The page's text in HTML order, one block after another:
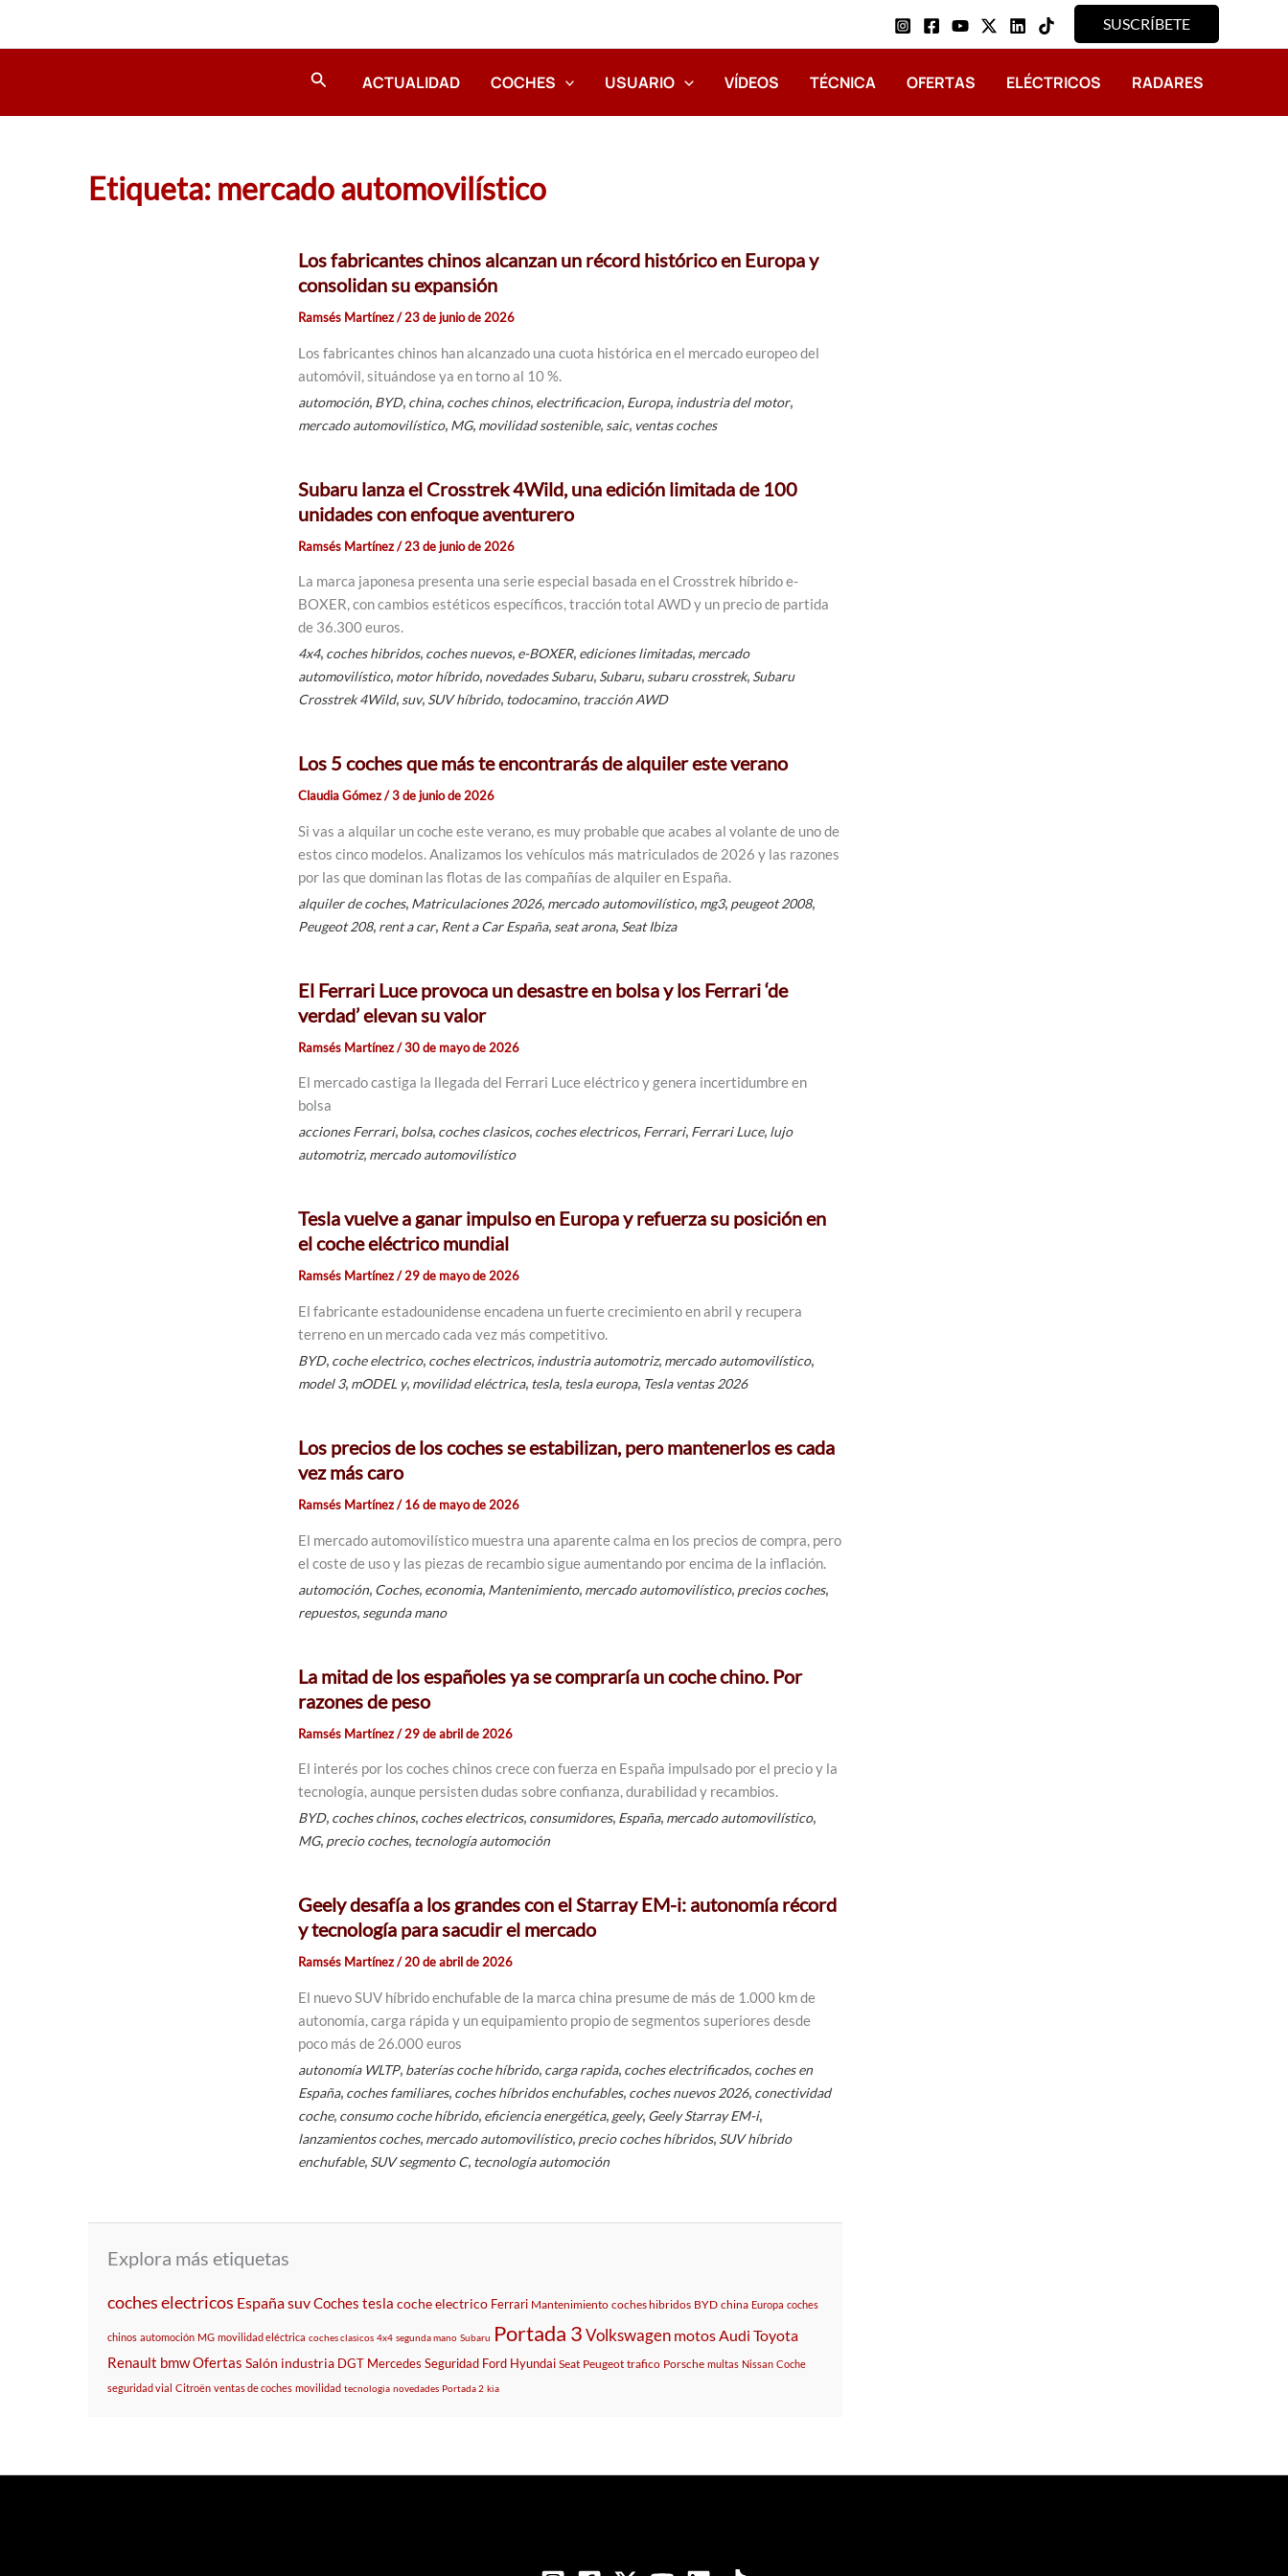
SUSCRÍBETE
Buscar ACTUALIDAD COCHES USUARIO VÍDEOS TÉCNICA OFERTAS ELÉCTRICOS RADARES
Etiqueta: mercado automovilístico
Los fabricantes chinos alcanzan un récord histórico en Europa y
consolidan su expansión
Ramsés Martínez/23 de junio de 2026
Los fabricantes chinos han alcanzado una cuota histórica en el mercado europeo del
automóvil, situándose ya en torno al 10 %.
automoción, BYD, china, coches chinos, electrificacion, Europa, industria del motor,
mercado automovilístico, MG, movilidad sostenible, saic, ventas coches
Subaru lanza el Crosstrek 4Wild, una edición limitada de 100
unidades con enfoque aventurero
Ramsés Martínez/23 de junio de 2026
La marca japonesa presenta una serie especial basada en el Crosstrek híbrido e-
BOXER, con cambios estéticos específicos, tracción total AWD y un precio de partida
de 36.300 euros.
4x4, coches hibridos, coches nuevos, e-BOXER, ediciones limitadas, mercado
automovilístico, motor híbrido, novedades Subaru, Subaru, subaru crosstrek, Subaru
Crosstrek 4Wild, suv, SUV híbrido, todocamino, tracción AWD
Los 5 coches que más te encontrarás de alquiler este verano
Claudia Gómez/3 de junio de 2026
Si vas a alquilar un coche este verano, es muy probable que acabes al volante de uno de
estos cinco modelos. Analizamos los vehículos más matriculados de 2026 y las razones
por las que dominan las flotas de las compañías de alquiler en España.
alquiler de coches, Matriculaciones 2026, mercado automovilístico, mg3, peugeot 2008,
Peugeot 208, rent a car, Rent a Car España, seat arona, Seat Ibiza
El Ferrari Luce provoca un desastre en bolsa y los Ferrari ‘de
verdad’ elevan su valor
Ramsés Martínez/30 de mayo de 2026
El mercado castiga la llegada del Ferrari Luce eléctrico y genera incertidumbre en
bolsa
acciones Ferrari, bolsa, coches clasicos, coches electricos, Ferrari, Ferrari Luce, lujo
automotriz, mercado automovilístico
Tesla vuelve a ganar impulso en Europa y refuerza su posición en
el coche eléctrico mundial
Ramsés Martínez/29 de mayo de 2026
El fabricante estadounidense encadena un fuerte crecimiento en abril y recupera
terreno en un mercado cada vez más competitivo.
BYD, coche electrico, coches electricos, industria automotriz, mercado automovilístico,
model 3, mODEL y, movilidad eléctrica, tesla, tesla europa, Tesla ventas 2026
Los precios de los coches se estabilizan, pero mantenerlos es cada
vez más caro
Ramsés Martínez/16 de mayo de 2026
El mercado automovilístico muestra una aparente calma en los precios de compra, pero
el coste de uso y las piezas de recambio sigue aumentando por encima de la inflación.
automoción, Coches, economia, Mantenimiento, mercado automovilístico, precios coches,
repuestos, segunda mano
La mitad de los españoles ya se compraría un coche chino. Por
razones de peso
Ramsés Martínez/29 de abril de 2026
El interés por los coches chinos crece con fuerza en España impulsado por el precio y la
tecnología, aunque persisten dudas sobre confianza, durabilidad y recambios.
BYD, coches chinos, coches electricos, consumidores, España, mercado automovilístico,
MG, precio coches, tecnología automoción
Geely desafía a los grandes con el Starray EM-i: autonomía récord
y tecnología para sacudir el mercado
Ramsés Martínez/20 de abril de 2026
El nuevo SUV híbrido enchufable de la marca china presume de más de 1.000 km de
autonomía, carga rápida y un equipamiento propio de segmentos superiores desde
poco más de 26.000 euros
autonomía WLTP, baterías coche híbrido, carga rapida, coches electrificados, coches en
España, coches familiares, coches híbridos enchufables, coches nuevos 2026, conectividad
coche, consumo coche híbrido, eficiencia energética, geely, Geely Starray EM-i,
lanzamientos coches, mercado automovilístico, precio coches híbridos, SUV híbrido
enchufable, SUV segmento C, tecnología automoción
Explora más etiquetas
coches electricos EspañasuvCoches tesla coche electrico Ferrari Mantenimiento coches hibridos BYD china Europa coches
chinos automoción MG movilidad eléctrica coches clasicos 4x4 segunda mano Subaru Portada 3Volkswagen motos Audi Toyota
Renault bmwOfertas Salón industria DGT Mercedes Seguridad Ford Hyundai Seat Peugeot trafico Porsche multas Nissan Coche
seguridad vial Citroën ventas de coches movilidad tecnologia novedades Portada 2 kia